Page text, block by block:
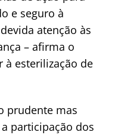
e seguro à
atenção às
– afirma o
à esterilização de
prudente mas
participação dos